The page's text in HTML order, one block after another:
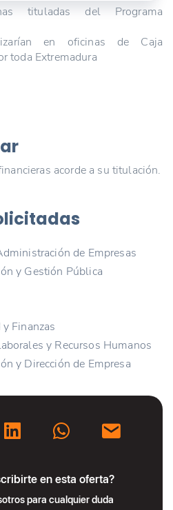
tituladas del Programa
en oficinas de Caja
toda Extremadura
acorde a su titulación.
de Empresas
y Gestión Pública
Finanzas
y Recursos Humanos
y Dirección de Empresa
en esta oferta?
para cualquier duda